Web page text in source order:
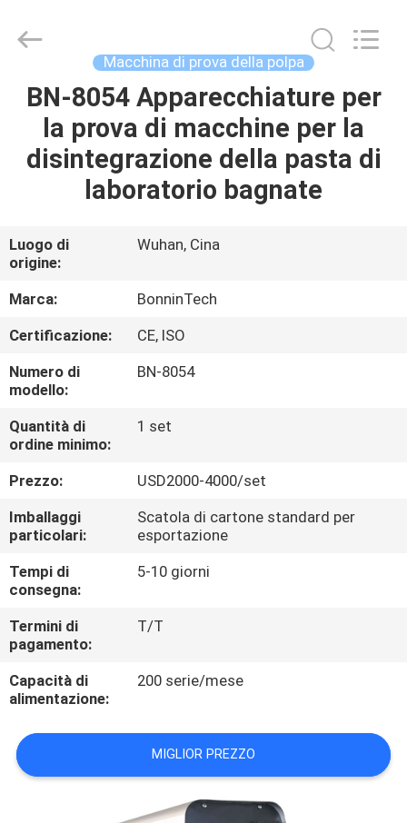
CASA
PRODOTTI
CIRCA
NOI
GIRO
DELLA
FABBRICA
CONTROLLO
DI
QUALITÀ
CONTATTICI
RICHIEDA
UNA
MAPPA
Ltd..
Developed
Macchina di prova della polpa
BN-8054 Apparecchiature per
la prova di macchine per la
disintegrazione della pasta di
laboratorio bagnate
Luogo di
origine:
Wuhan, Cina
Marca:
BonninTech
Certificazione:
CE, ISO
Numero di
modello:
BN-8054
Quantità di
ordine minimo:
1 set
Prezzo:
USD2000-4000/set
Imballaggi
particolari:
Scatola di cartone standard per
esportazione
Tempi di
consegna:
5-10 giorni
Termini di
pagamento:
T/T
Capacità di
alimentazione:
200 serie/mese
MIGLIOR PREZZO